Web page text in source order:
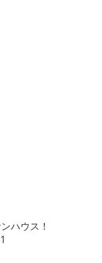
ハウス！